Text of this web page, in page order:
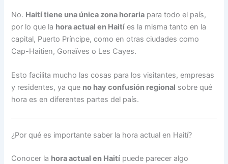
No. Haití tiene una única zona horaria para todo el país,
por lo que la hora actual en Haití es la misma tanto en la
capital, Puerto Príncipe, como en otras ciudades como
Cap-Haitien, Gonaïves o Les Cayes.
Esto facilita mucho las cosas para los visitantes, empresas
y residentes, ya que no hay confusión regional sobre qué
hora es en diferentes partes del país.
¿Por qué es importante saber la hora actual en Haití?
Conocer la hora actual en Haití puede parecer algo